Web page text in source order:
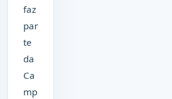
faz
par
te
da
Ca
mp